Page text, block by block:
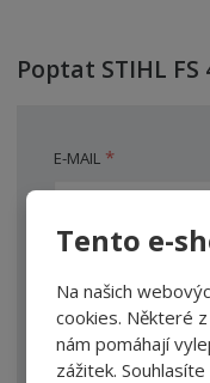
Tento e-
Na našich
cookies. Některé
nám pomáhají
zážitek.
Poptat STIHL FS
E-MAIL *
*
TEXT DOTAZU *